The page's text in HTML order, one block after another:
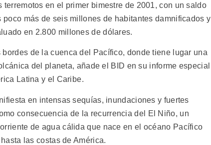
en el primer bimestre de 2001, con un saldo
más de seis millones de habitantes damnificados y
en 2.800 millones de dólares.
de la cuenca del Pacífico, donde tiene lugar una
del planeta, añade el BID en su informe especial
Latina y el Caribe.
en intensas sequías, inundaciones y fuertes
consecuencia de la recurrencia del El Niño, un
de agua cálida que nace en el océano Pacífico
las costas de América.